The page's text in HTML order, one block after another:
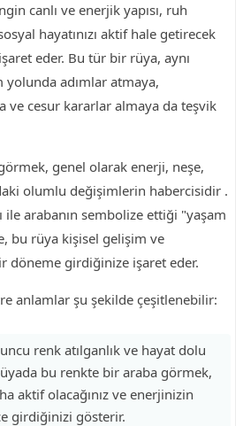
canlı ve enerjik yapısı, ruh
hayatınızı aktif hale getirecek
eder. Bu tür bir rüya, aynı
adımlar atmaya,
ve cesur kararlar almaya da teşvik
genel olarak enerji, neşe,
olumlu değişimlerin habercisidir .
ile arabanın sembolize ettiği "yaşam
bu rüya kişisel gelişim ve
döneme girdiğinize işaret eder.
anlamlar şu şekilde çeşitlenebilir:
renk atılganlık ve hayat dolu
bu renkte bir araba görmek,
aktif olacağınız ve enerjinizin
girdiğinizi gösterir.